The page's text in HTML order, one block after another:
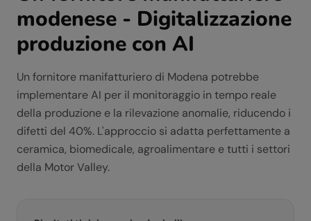
modenese - Digitalizzazione
produzione con AI
Un fornitore manifatturiero di Modena potrebbe
implementare AI per il monitoraggio in tempo reale
della produzione e la rilevazione anomalie, riducendo i
difetti del 40%. L'approccio si adatta perfettamente a
ceramica, biomedicale, agroalimentare e tutti i settori
della Motor Valley.